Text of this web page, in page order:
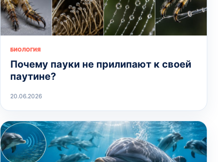
БИОЛОГИЯ
Почему пауки не прилипают к своей
паутине?
20.06.2026